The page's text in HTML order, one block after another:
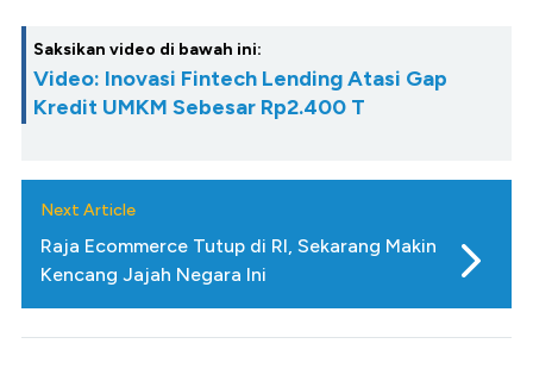
Saksikan video di bawah ini:
Video: Inovasi Fintech Lending Atasi Gap
Kredit UMKM Sebesar Rp2.400 T
Next Article
Raja Ecommerce Tutup di RI, Sekarang Makin
Kencang Jajah Negara Ini